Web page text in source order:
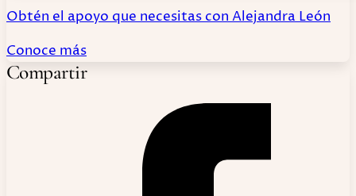
Obtén el apoyo que necesitas con Alejandra León
Conoce más
Compartir